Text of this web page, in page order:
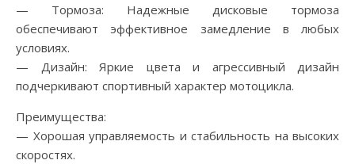
— Тормоза: Надежные дисковые тормоза
обеспечивают эффективное замедление в любых
условиях.
— Дизайн: Яркие цвета и агрессивный дизайн
подчеркивают спортивный характер мотоцикла.
Преимущества:
— Хорошая управляемость и стабильность на высоких
скоростях.